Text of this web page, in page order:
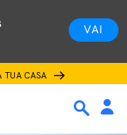
VAI
TUA CASA